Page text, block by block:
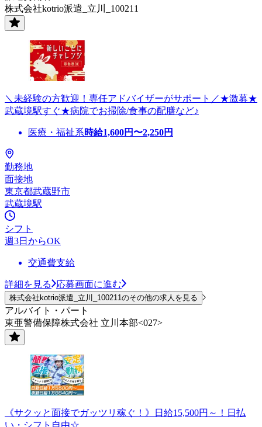
株式会社kotrio派遣_立川_100211
＼未経験の方歓迎！専任アドバイザーがサポート／★激募★
武蔵境駅すぐ★病院でお掃除/食事の配膳など♪
医療・福祉系時給1,600円〜2,250円
勤務地
面接地
東京都武蔵野市
武蔵境駅
シフト
週3日からOK
交通費支給
詳細を見る 応募画面に進む
株式会社kotrio派遣_立川_100211のその他の求人を見る
アルバイト・パート
東亜警備保障株式会社 立川本部<027>
《サクッと面接でガッツリ稼ぐ！》日給15,500円～！日払
い・シフト自由☆